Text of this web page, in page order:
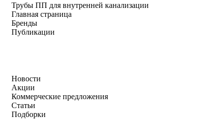
Трубы ПП для внутренней канализации
Главная страница
Бренды
Публикации
Новости
Акции
Коммерческие предложения
Статьи
Подборки